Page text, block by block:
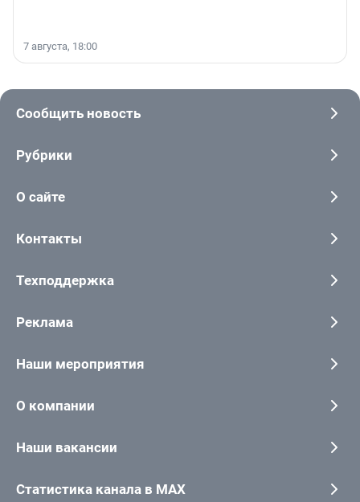
7 августа, 18:00
Сообщить новость
Рубрики
О сайте
Контакты
Техподдержка
Реклама
Наши мероприятия
О компании
Наши вакансии
Статистика канала в MAX